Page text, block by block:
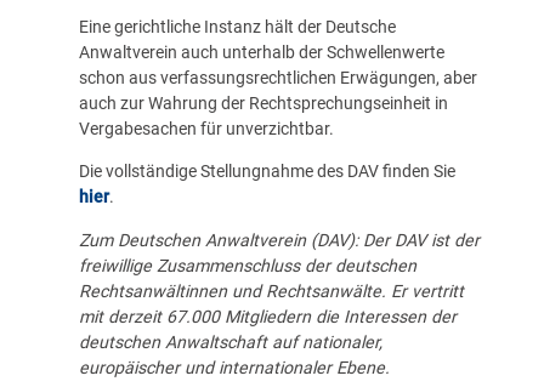
Eine gerichtliche Instanz hält der Deutsche
Anwaltverein auch unterhalb der Schwellenwerte
schon aus verfassungsrechtlichen Erwägungen, aber
auch zur Wahrung der Rechtsprechungseinheit in
Vergabesachen für unverzichtbar.
Die vollständige Stellungnahme des DAV finden Sie
hier.
Zum Deutschen Anwaltverein (DAV): Der DAV ist der
freiwillige Zusammenschluss der deutschen
Rechtsanwältinnen und Rechtsanwälte. Er vertritt
mit derzeit 67.000 Mitgliedern die Interessen der
deutschen Anwaltschaft auf nationaler,
europäischer und internationaler Ebene.